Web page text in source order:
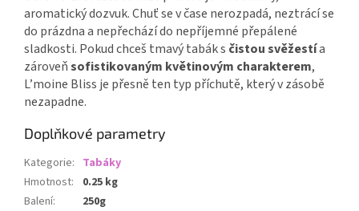
aromatický dozvuk. Chuť se v čase nerozpadá, neztrácí se
do prázdna a nepřechází do nepříjemné přepálené
sladkosti. Pokud chceš tmavý tabák s čistou svěžestía
zároveňsofistikovaným květinovým charakterem,
L’moine Bliss je přesně ten typ příchutě, který v zásobě
nezapadne.
Doplňkové parametry
Kategorie: Tabáky
Hmotnost:
0.25 kg
Balení:
250g